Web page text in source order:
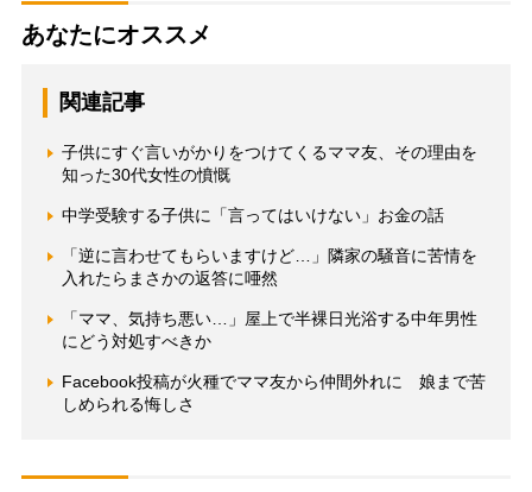
あなたにオススメ
関連記事
子供にすぐ言いがかりをつけてくるママ友、その理由を
知った30代女性の憤慨
中学受験する子供に「言ってはいけない」お金の話
「逆に言わせてもらいますけど…」隣家の騒音に苦情を
入れたらまさかの返答に唖然
「ママ、気持ち悪い…」屋上で半裸日光浴する中年男性
にどう対処すべきか
Facebook投稿が火種でママ友から仲間外れに 娘まで苦
しめられる悔しさ